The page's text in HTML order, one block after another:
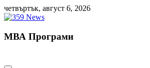
Skip
to
четвъртък, август 6, 2026
МВА Програми